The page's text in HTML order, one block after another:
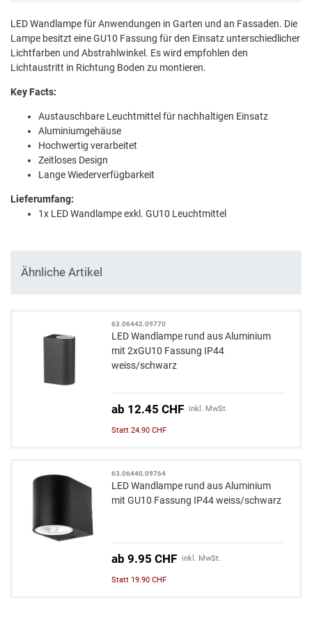
LED Wandlampe für Anwendungen in Garten und an Fassaden. Die
Lampe besitzt eine GU10 Fassung für den Einsatz unterschiedlicher
Lichtfarben und Abstrahlwinkel. Es wird empfohlen den
Lichtaustritt in Richtung Boden zu montieren.
Key Facts:
Austauschbare Leuchtmittel für nachhaltigen Einsatz
Aluminiumgehäuse
Hochwertig verarbeitet
Zeitloses Design
Lange Wiederverfügbarkeit
Lieferumfang:
1x LED Wandlampe exkl. GU10 Leuchtmittel
Ähnliche Artikel
63.06442.09770
LED Wandlampe rund aus Aluminium
mit 2xGU10 Fassung IP44
weiss/schwarz
ab 12.45 CHF inkl. MwSt.
Statt 24.90 CHF
63.06440.09764
LED Wandlampe rund aus Aluminium
mit GU10 Fassung IP44 weiss/schwarz
ab 9.95 CHF inkl. MwSt.
Statt 19.90 CHF